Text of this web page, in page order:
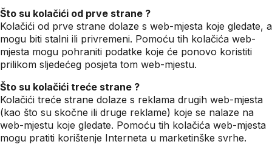
Što su kolačići od prve strane ?
Kolačići od prve strane dolaze s web-mjesta koje gledate, a
mogu biti stalni ili privremeni. Pomoću tih kolačića web-
mjesta mogu pohraniti podatke koje će ponovo koristiti
prilikom sljedećeg posjeta tom web-mjestu.
Što su kolačići treće strane ?
Kolačići treće strane dolaze s reklama drugih web-mjesta
(kao što su skočne ili druge reklame) koje se nalaze na
web-mjestu koje gledate. Pomoću tih kolačića web-mjesta
mogu pratiti korištenje Interneta u marketinške svrhe.